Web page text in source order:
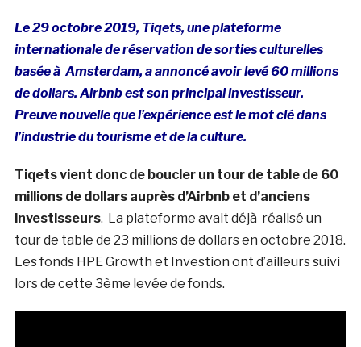
Le 29 octobre 2019, Tiqets, une plateforme
internationale de réservation de sorties culturelles
basée à Amsterdam, a annoncé avoir levé 60 millions
de dollars. Airbnb est son principal investisseur.
Preuve nouvelle que l’expérience est le mot clé dans
l’industrie du tourisme et de la culture.
Tiqets vient donc de boucler un tour de table de 60
millions de dollars auprès d’Airbnb et d’anciens
investisseurs. La plateforme avait déjà réalisé un
tour de table de 23 millions de dollars en octobre 2018.
Les fonds HPE Growth et Investion ont d’ailleurs suivi
lors de cette 3ème levée de fonds.